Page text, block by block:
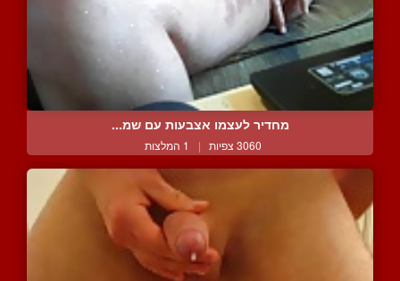
מחדיר לעצמו אצבעות עם שמ...
3060 צפיות | 1 המלצות